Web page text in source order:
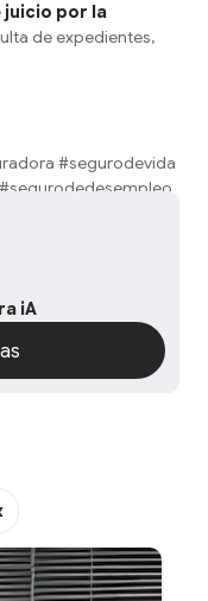
juicio por la
de expedientes,
#segurodevida
iA